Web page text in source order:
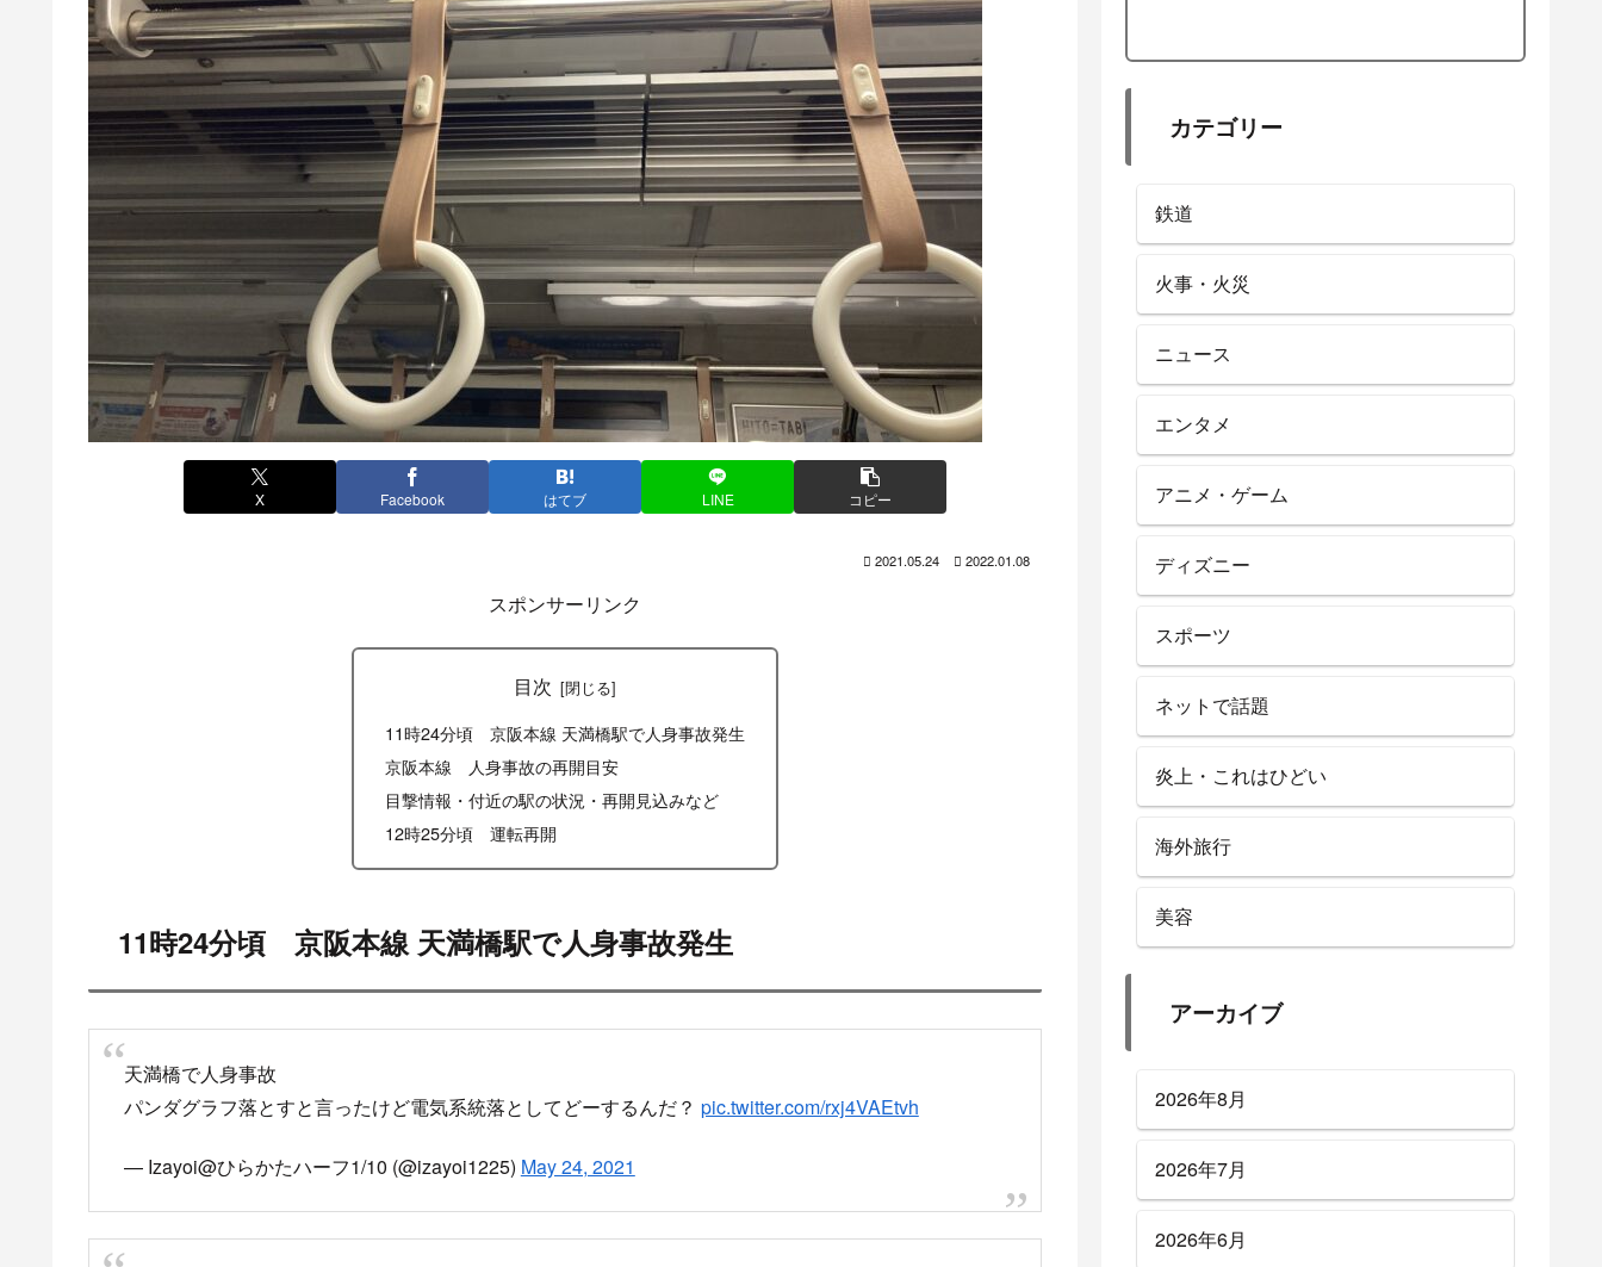
X Facebook はてブ LINE コピー
2021.05.24 2022.01.08
スポンサーリンク
目次
11時24分頃 京阪本線 天満橋駅で人身事故発生
京阪本線 人身事故の再開目安
目撃情報・付近の駅の状況・再開見込みなど
12時25分頃 運転再開
11時24分頃 京阪本線 天満橋駅で人身事故発生
天満橋で人身事故
パンダグラフ落とすと言ったけど電気系統落としてどーするんだ？ pic.twitter.com/rxj4VAEtvh
— Izayoi@ひらかたハーフ1/10 (@izayoi1225) May 24, 2021
カテゴリー
鉄道
火事・火災
ニュース
エンタメ
アニメ・ゲーム
ディズニー
スポーツ
ネットで話題
炎上・これはひどい
海外旅行
美容
アーカイブ
2026年8月
2026年7月
2026年6月